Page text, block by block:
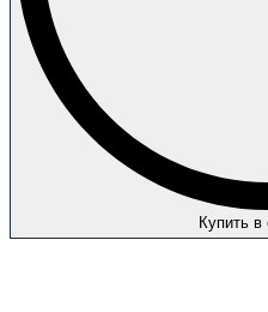
Купить в